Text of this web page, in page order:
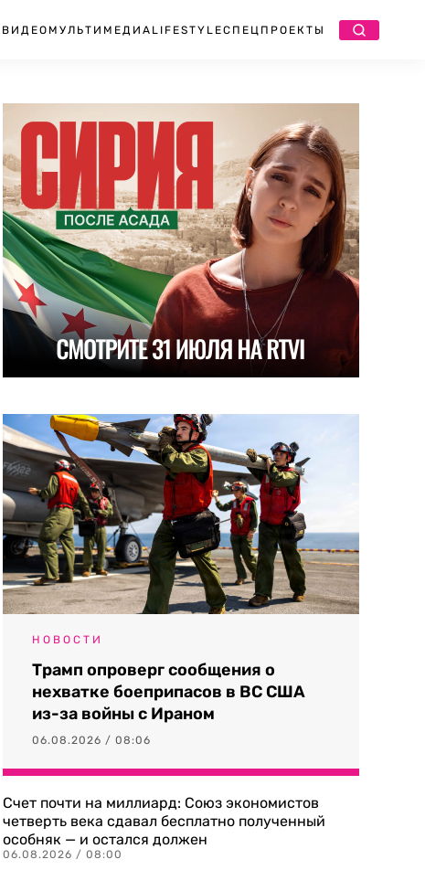
ВИДЕО МУЛЬТИМЕДИА LIFESTYLEСПЕЦПРОЕКТЫ
НОВОСТИ
Трамп опроверг сообщения о
нехватке боеприпасов в ВС США
из-за войны с Ираном
06.08.2026 / 08:06
Счет почти на миллиард: Союз экономистов
четверть века сдавал бесплатно полученный
особняк — и остался должен
06.08.2026 / 08:00